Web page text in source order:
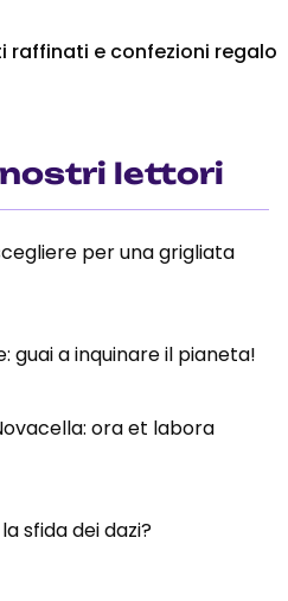
raffinati e confezioni regalo
lettori
per una grigliata
guai a inquinare il pianeta!
ora et labora
sfida dei dazi?